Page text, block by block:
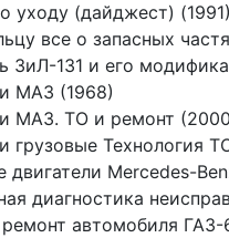
уходу (дайджест) (1991)
все о запасных
ЗиЛ-131 и его
МАЗ (1968)
МАЗ. ТО и ремонт
грузовые Технология
двигатели Mercedes-
диагностика
автомобиля